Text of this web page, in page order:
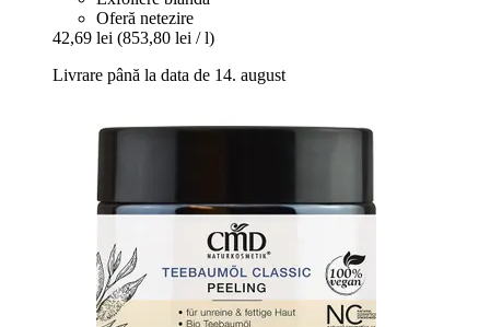
Oferă netezire
42,69 lei (853,80 lei / l)
Livrare până la data de 14. august